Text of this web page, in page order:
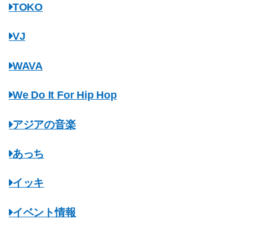
TOKO
VJ
WAVA
We Do It For Hip Hop
アジアの音楽
あっち
イッキ
イベント情報